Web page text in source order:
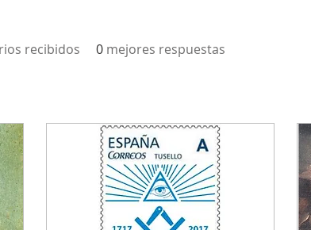
recibidos 0 mejores respuestas